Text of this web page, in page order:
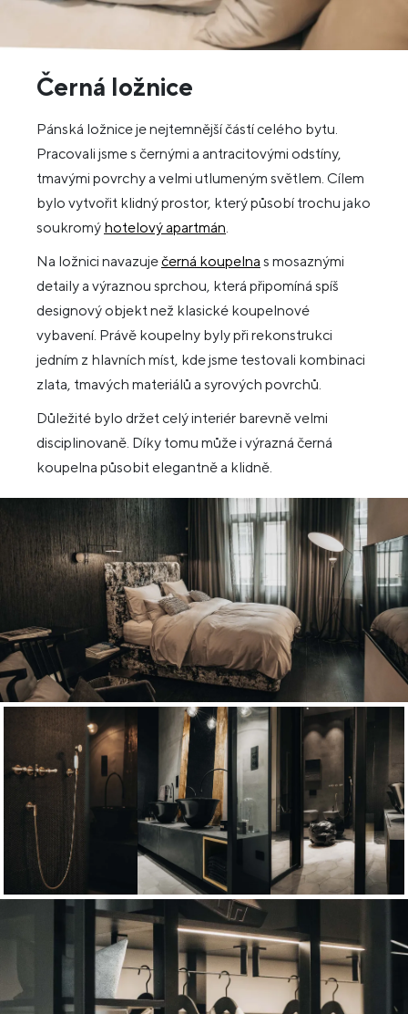
Černá ložnice
Pánská ložnice je nejtemnější částí celého bytu.
Pracovali jsme s černými a antracitovými odstíny,
tmavými povrchy a velmi utlumeným světlem. Cílem
bylo vytvořit klidný prostor, který působí trochu jako
soukromý hotelový apartmán.
Na ložnici navazuječerná koupelna s mosaznými
detaily a výraznou sprchou, která připomíná spíš
designový objekt než klasické koupelnové
vybavení. Právě koupelny byly při rekonstrukci
jedním z hlavních míst, kde jsme testovali kombinaci
zlata, tmavých materiálů a syrových povrchů.
Důležité bylo držet celý interiér barevně velmi
disciplinovaně. Díky tomu může i výrazná černá
koupelna působit elegantně a klidně.